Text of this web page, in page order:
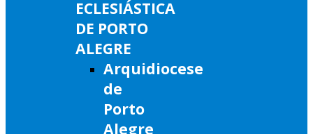
ECLESIÁSTICA
DE PORTO
ALEGRE
Arquidiocese
de
Porto
Alegre